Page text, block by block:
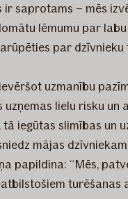
saprotams – mēs
lēmumu par
par
uzmanību
lielu risku
iegūtas slimības un
mājas
papildina: “Mēs,